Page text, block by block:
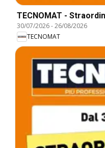
TECNOMAT -
30/07/2026-26/08/2026
TECNOMAT